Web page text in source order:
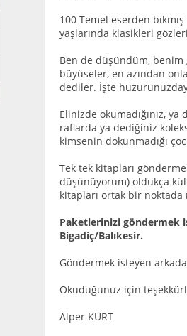
100 Temel eserden
yaşlarında klasikleri
Ben de düşündüm,
büyüseler, en azından
dediler. İşte
Elinizde okumadığınız,
raflarda ya dediğiniz
kimsenin dokunmadığı
Tek tek kitapları
düşünüyorum) oldukça
kitapları ortak bir noktada
Paketlerinizi göndermek
Bigadiç/Balıkesir.
Göndermek isteyen
Okuduğunuz için
Alper KURT